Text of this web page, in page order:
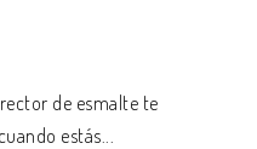
de esmalte te
estás...